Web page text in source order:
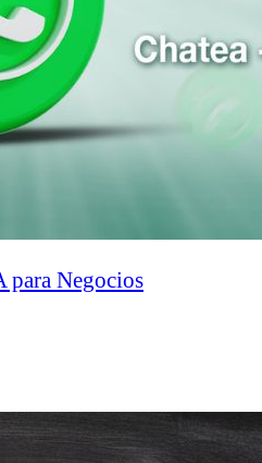
Negocios